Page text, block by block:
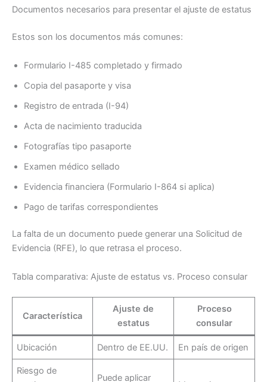
Documentos necesarios para presentar el ajuste de estatus
Estos son los documentos más comunes:
Formulario I-485 completado y firmado
Copia del pasaporte y visa
Registro de entrada (I-94)
Acta de nacimiento traducida
Fotografías tipo pasaporte
Examen médico sellado
Evidencia financiera (Formulario I-864 si aplica)
Pago de tarifas correspondientes
La falta de un documento puede generar una Solicitud de
Evidencia (RFE), lo que retrasa el proceso.
Tabla comparativa: Ajuste de estatus vs. Proceso consular
Característica
Ajuste de
estatus
Proceso
consular
Ubicación Dentro de EE.UU. En país de origen
Riesgo de
Puede aplicar